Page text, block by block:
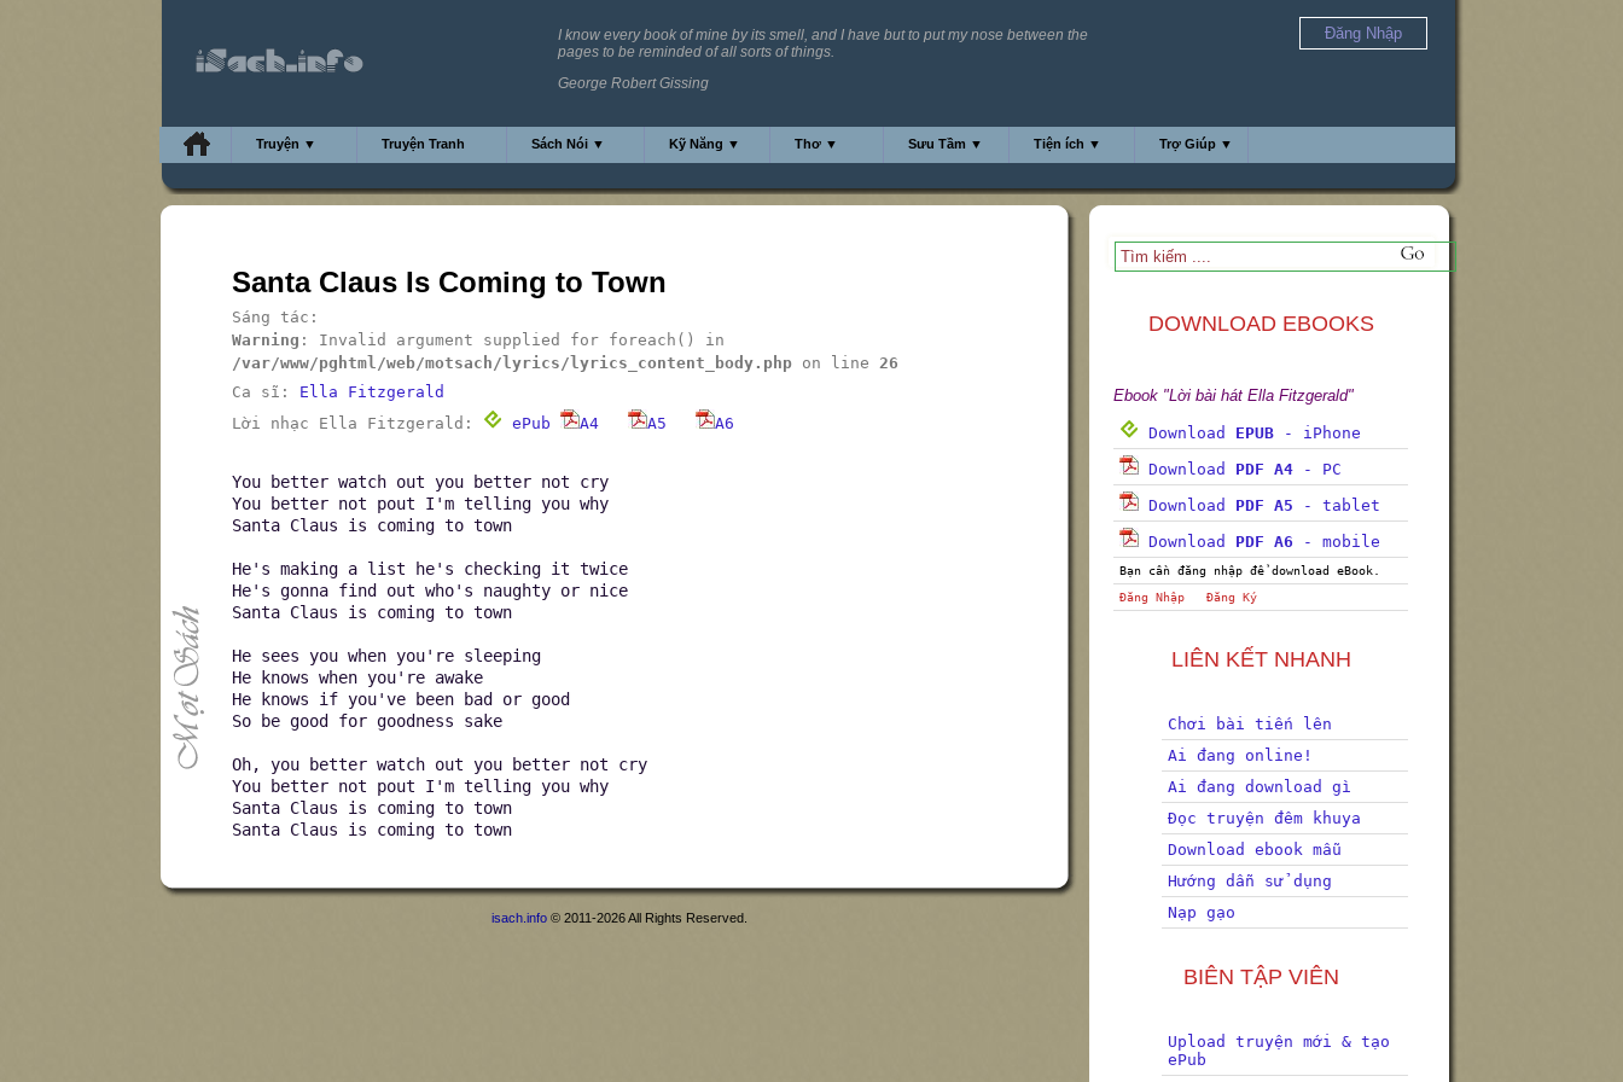
I know every book of mine by its smell, and I have but to put my nose between the
pages to be reminded of all sorts of things.
George Robert Gissing
Đăng Nhập
Truyện ▼ Truyện Tranh Sách Nói ▼ Kỹ Năng ▼ Thơ ▼ Sưu Tầm ▼ Tiện ích ▼ Trợ Giúp ▼
DOWNLOAD EBOOKS
Ebook "Lời bài hát Ella Fitzgerald"
Download EPUB - iPhone
Download PDF A4 - PC
Download PDF A5 - tablet
Download PDF A6 - mobile
Bạn cần đăng nhập để download eBook.
Đăng Nhập
Đăng Ký
LIÊN KẾT NHANH
Chơi bài tiến lên
Ai đang online!
Ai đang download gì
Đọc truyện đêm khuya
Download ebook mẫu
Hướng dẫn sử dụng
Nạp gạo
BIÊN TẬP VIÊN
Upload truyện mới & tạo
ePub
Santa Claus Is Coming to Town
Sáng tác:
Warning : Invalid argument supplied for foreach() in
/var/www/pghtml/web/motsach/lyrics/lyrics_content_body.php on line 26
Ca sĩ: Ella Fitzgerald
Lời nhạc Ella Fitzgerald:
ePub A4 A5 A6
You better watch out you better not cry
You better not pout I'm telling you why
Santa Claus is coming to town
He's making a list he's checking it twice
He's gonna find out who's naughty or nice
Santa Claus is coming to town
He sees you when you're sleeping
He knows when you're awake
He knows if you've been bad or good
So be good for goodness sake
Oh, you better watch out you better not cry
You better not pout I'm telling you why
Santa Claus is coming to town
Santa Claus is coming to town
isach.info © 2011-2026 All Rights Reserved.